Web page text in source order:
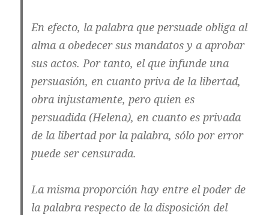
En efecto, la palabra que persuade obliga al
alma a obedecer sus mandatos y a aprobar
sus actos. Por tanto, el que infunde una
persuasión, en cuanto priva de la libertad,
obra injustamente, pero quien es
persuadida (Helena), en cuanto es privada
de la libertad por la palabra, sólo por error
puede ser censurada.
La misma proporción hay entre el poder de
la palabra respecto de la disposición del